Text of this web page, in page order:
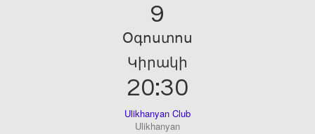
9
Օգոստոս
Կիրակի
20:30
Ulikhanyan Club
Ulikhanyan